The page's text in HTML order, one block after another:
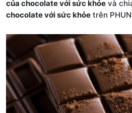
của chocolate với sức khỏe và
chocolate với sức khỏe trên